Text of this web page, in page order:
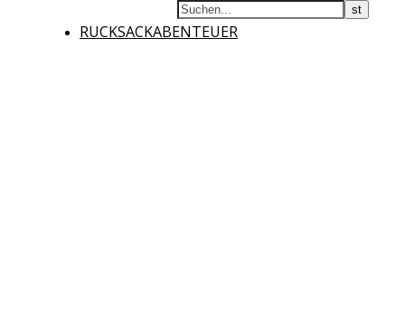
RUCKSACKABENTEUER